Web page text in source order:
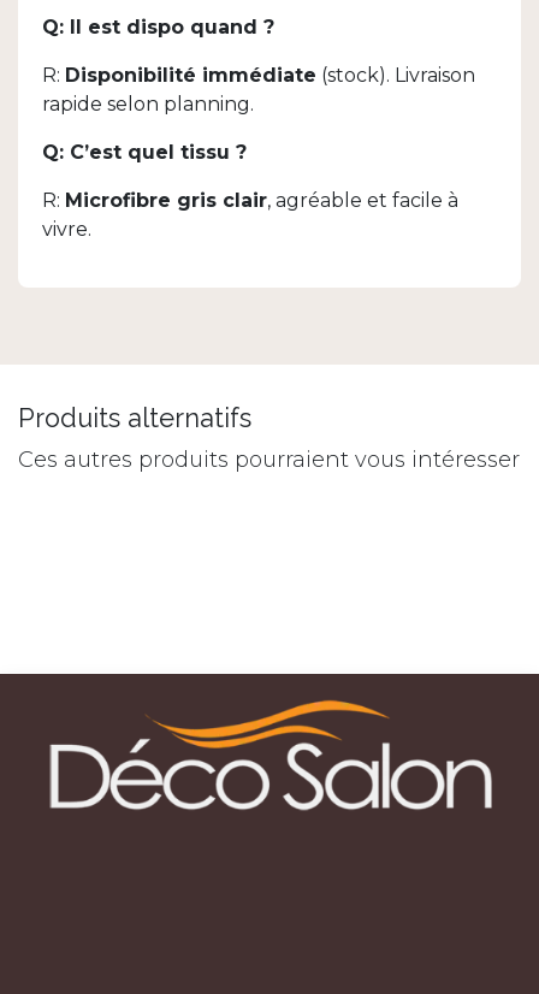
Q: Il est dispo quand ?
R: Disponibilité immédiate (stock). Livraison
rapide selon planning.
Q: C’est quel tissu ?
R: Microfibre gris clair, agréable et facile à
vivre.
Produits alternatifs
Ces autres produits pourraient vous intéresser